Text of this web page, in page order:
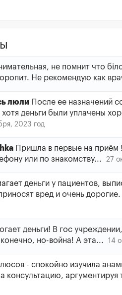
не помнит что
Не рекомендую как
люли После ее назначений
хотя деньги были уплачены
2023 год
Пришла в первые на приём
или по знакомству...
27
деньги у пациентов,
вред и очень
деньги! В гос
но-война! А эта...
14
- спокойно изучила
консультацию,